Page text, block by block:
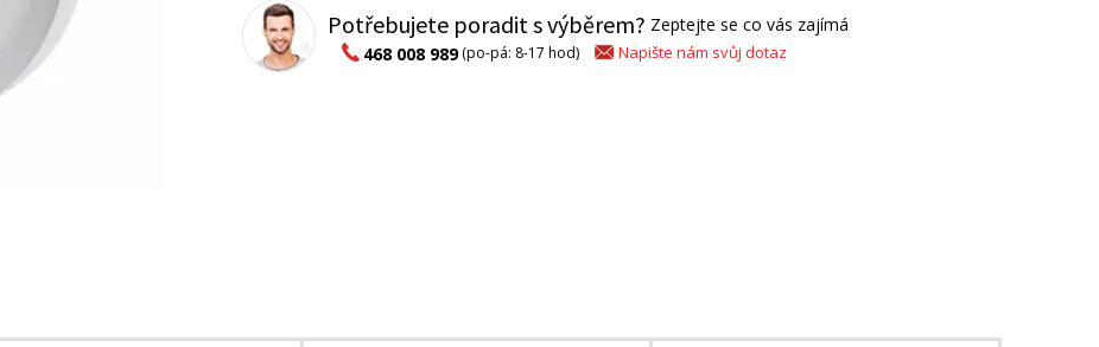
Potřebujete poradit s výběrem? Zeptejte se co vás zajímá
468 008 989(po-pá: 8-17 hod) Napište nám svůj dotaz